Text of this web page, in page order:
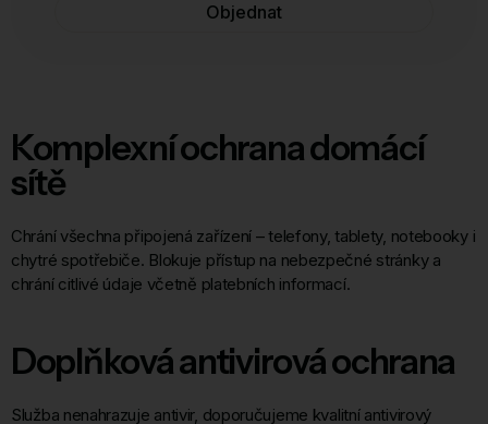
Objednat
Komplexní ochrana domácí
sítě
Chrání všechna připojená zařízení – telefony, tablety, notebooky i
chytré spotřebiče. Blokuje přístup na nebezpečné stránky a
chrání citlivé údaje včetně platebních informací.
Doplňková antivirová ochrana
Služba nenahrazuje antivir, doporučujeme kvalitní antivirový